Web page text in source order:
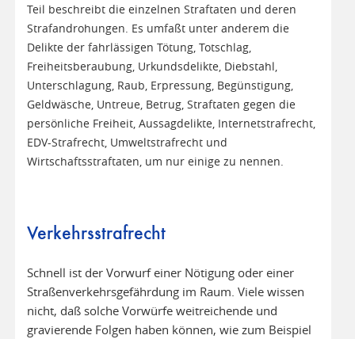
Teil beschreibt die einzelnen Straftaten und deren
Strafandrohungen. Es umfaßt unter anderem die
Delikte der fahrlässigen Tötung, Totschlag,
Freiheitsberaubung, Urkundsdelikte, Diebstahl,
Unterschlagung, Raub, Erpressung, Begünstigung,
Geldwäsche, Untreue, Betrug, Straftaten gegen die
persönliche Freiheit, Aussagdelikte, Internetstrafrecht,
EDV-Strafrecht, Umweltstrafrecht und
Wirtschaftsstraftaten, um nur einige zu nennen.
Verkehrsstrafrecht
Schnell ist der Vorwurf einer Nötigung oder einer
Straßenverkehrsgefährdung im Raum. Viele wissen
nicht, daß solche Vorwürfe weitreichende und
gravierende Folgen haben können, wie zum Beispiel